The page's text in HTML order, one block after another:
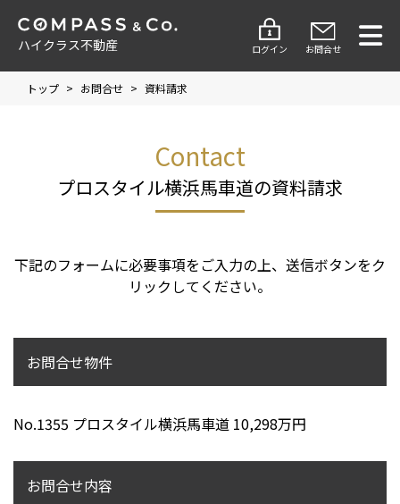
ハイクラス不動産 ログイン お問合せ
トップ > お問合せ > 資料請求
Contact
プロスタイル横浜馬車道の資料請求
下記のフォームに必要事項をご入力の上、送信ボタンをク
リックしてください。
お問合せ物件
No.1355 プロスタイル横浜馬車道 10,298万円
お問合せ内容